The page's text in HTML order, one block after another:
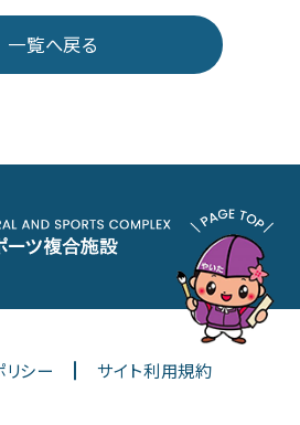
一覧へ戻る
シー サイト利用規約